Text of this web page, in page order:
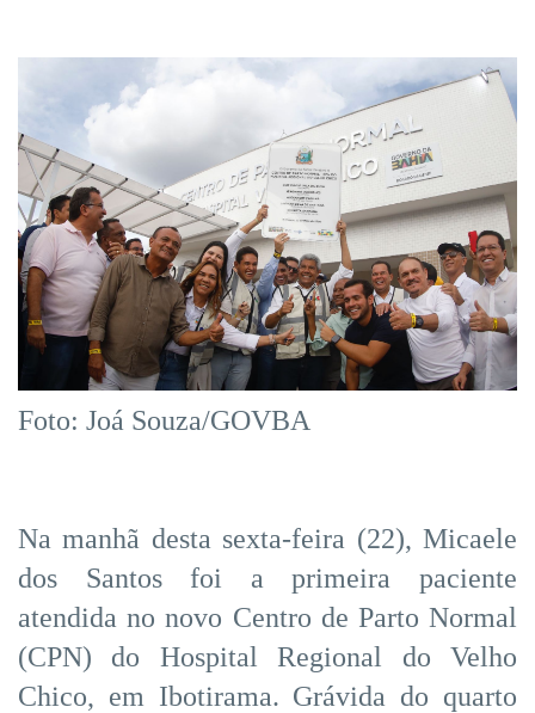
Foto: Joá Souza/GOVBA
Na manhã desta sexta-feira (22), Micaele
dos Santos foi a primeira paciente
atendida no novo Centro de Parto Normal
(CPN) do Hospital Regional do Velho
Chico, em Ibotirama. Grávida do quarto